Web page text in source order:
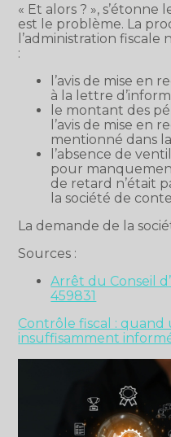
« Et alors ? »,
est le problème. La
l’administration fiscale
:
l’avis de mise en
à la lettre
le montant des
l’avis de mise
mentionné dans
l’absence de
pour
de retard n’était
la société de
La demande de la
Sources :
Arrêt du Conseil
459831
Contrôle fiscal : quand
insuffisamment